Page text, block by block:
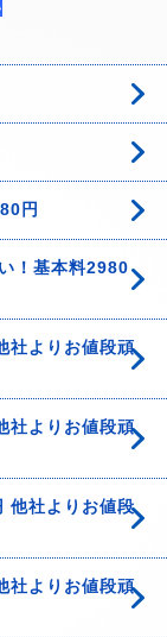
円
！基本料2980
社よりお値段頑
社よりお値段頑
他社よりお値段
社よりお値段頑